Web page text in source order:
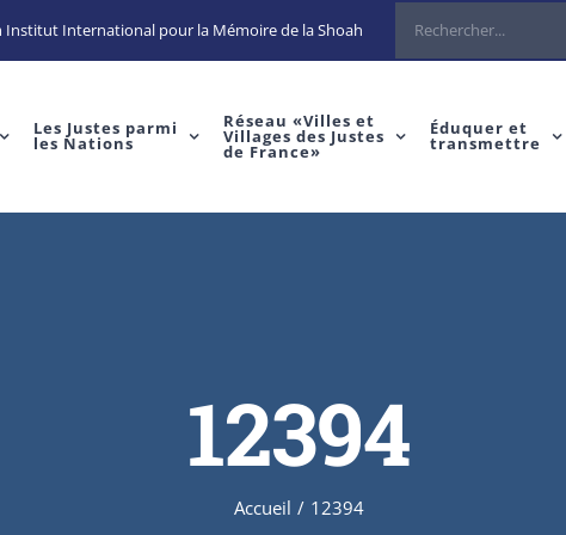
Institut International pour la Mémoire de la Shoah Rechercher
Les Justes parmi
les Nations
Réseau «Villes et
Villages des Justes
de France»
Éduquer et
transmettre
12394
Accueil / 12394